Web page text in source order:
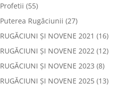
Profetii (55)
Puterea Rugăciunii (27)
RUGĂCIUNI ȘI NOVENE 2021 (16)
RUGĂCIUNI ȘI NOVENE 2022 (12)
RUGĂCIUNI ȘI NOVENE 2023 (8)
RUGĂCIUNI ȘI NOVENE 2025(13)